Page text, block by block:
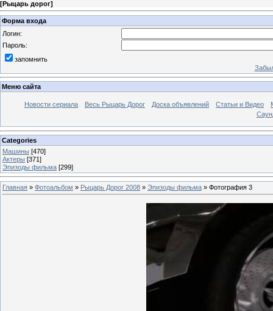
[Рыцарь дорог]
Форма входа
Логин:
Пароль:
запомнить
Меню сайта
Новости сериала Весь Рыцарь Дорог Доска объявлений Статьи и Видео
Categories
Машины [470]
Актеры [371]
Эпизоды фильма [299]
Главная » Фотоальбом » Рыцарь Дорог 2008 » Эпизоды фильма » Фотография 3